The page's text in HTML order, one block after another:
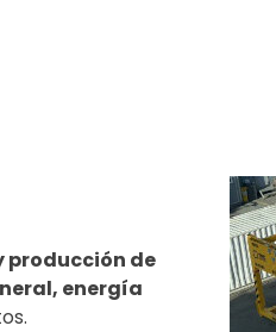
producción de
energía